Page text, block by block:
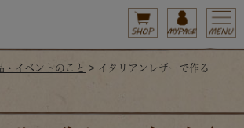
・イベントのこと > イタリアンレザーで作る